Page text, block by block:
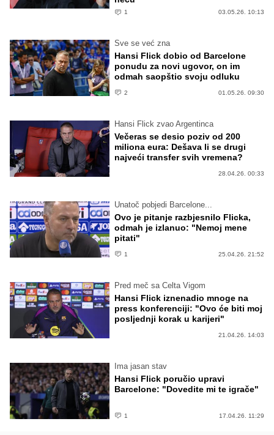
1 03.05.26. 10:13
Sve se već zna
Hansi Flick dobio od Barcelone
ponudu za novi ugovor, on im
odmah saopštio svoju odluku
2 01.05.26. 09:30
Hansi Flick zvao Argentinca
Večeras se desio poziv od 200
miliona eura: Dešava li se drugi
najveći transfer svih vremena?
28.04.26. 00:33
Unatoč pobjedi Barcelone...
Ovo je pitanje razbjesnilo Flicka,
odmah je izlanuo: "Nemoj mene
pitati"
1 25.04.26. 21:52
Pred meč sa Celta Vigom
Hansi Flick iznenadio mnoge na
press konferenciji: "Ovo će biti moj
posljednji korak u karijeri"
21.04.26. 14:03
Ima jasan stav
Hansi Flick poručio upravi
Barcelone: "Dovedite mi te igrače"
1 17.04.26. 11:29